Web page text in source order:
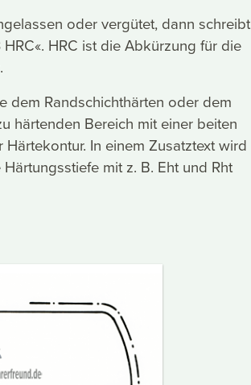
oder vergütet, dann schreibt
HRC ist die Abkürzung für die
dem Randschichthärten oder dem
härtenden Bereich mit einer beiten
In einem Zusatztext wird
mit z. B. Eht und Rht